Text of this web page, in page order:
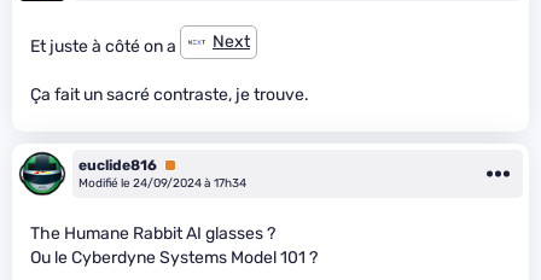
Et juste à côté on a Next
Ça fait un sacré contraste, je trouve.
euclide816 Premium
Modifié le 24/09/2024 à 17h34
The Humane Rabbit AI glasses ?
Ou le Cyberdyne Systems Model 101 ?